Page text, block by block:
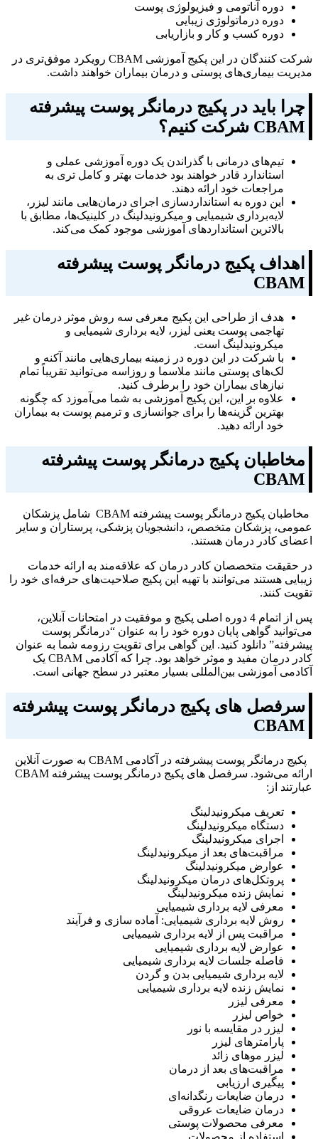
دوره آناتومی و فیزیولوژی پوست
دوره درماتولوژی زیبایی
دوره کسب و کار و بازاریابی
شرکت کنندگان در این پکیج آموزشی CBAM رویکرد موفق‌تری در
مدیریت بیماری‌های پوستی و درمان بیماران خواهند داشت.
چرا باید در پکیج درمانگر پوست پیشرفته
CBAM شرکت کنیم؟
تیم‌های درمانی با گذراندن یک دوره آموزشی عملی و
استاندارد قادر خواهند بود خدمات بهتر و کامل تری به
مراجعات خود ارائه دهند.
این دوره به استانداردسازی اجرای درمان‌هایی مانند لیزر،
لایه‌برداری شیمیایی و میکرونیدلینگ در کلینیک‌ها، مطابق با
بالاترین استانداردهای آموزشی موجود کمک می‌کند.
اهداف پکیج درمانگر پوست پیشرفته
CBAM
هدف از طراحی این پکیج معرفی سه روش موثر درمان غیر
تهاجمی پوست یعنی لیزر، لایه برداری شیمیایی و
میکرونیدلینگ است.
با شرکت در این دوره در زمینه بیماری‌هایی مانند آکنه و
لک‌های پوستی مانند ملاسما و روزاسه می‌توانید تقریباً تمام
نیازهای بیماران خود را برطرف کنید.
علاوه بر این، این پکیج آموزشی به شما می‌آموزد که چگونه
بهترین گزینه‌ها را برای جوانسازی و ترمیم پوست به بیماران
خود ارائه دهید.
مخاطبان پکیج درمانگر پوست پیشرفته
CBAM
مخاطبان پکیج درمانگر پوست پیشرفته CBAM شامل پزشکان
عمومی، پزشکان متخصص، دانشجویان پزشکی، پرستاران و سایر
اعضای کادر درمان هستند.
در حقیقت متخصصان کادر درمان که علاقه‌مند به ارائه خدمات
زیبایی هستند می‌توانند با تهیه این پکیج صلاحیت‌های حرفه‌ای خود را
تقویت کنند.
پس از اتمام 4 دوره اصلی پکیج و موفقیت در امتحانات آنلاین،
می‌توانید گواهی پایان دوره خود را به عنوان “درمانگر پوست
پیشرفته” دانلود کنید. این گواهی برای تقویت رزومه شما به عنوان
کادر درمان مفید و موثر خواهد بود. چرا که آکادمی CBAM یک
آکادمی آموزشی بین‌المللی بسیار معتبر در سطح جهانی است.
سرفصل‌ های پکیج درمانگر پوست پیشرفته
CBAM
پکیج درمانگر پوست پیشرفته در آکادمی CBAM به صورت آنلاین
ارائه می‌شود. سرفصل‌ های پکیج درمانگر پوست پیشرفته CBAM
عبارتند از:
تعریف میکرونیدلینگ
دستگاه میکرونیدلینگ
اجرای میکرونیدلینگ
مراقبت‌های بعد از میکرونیدلینگ
عوارض میکرونیدلینگ
پروتکل‌های درمان میکرونیدلینگ
نمایش زنده میکرونیدلینگ
معرفی لایه برداری شیمیایی
روش لایه برداری شیمیایی: آماده سازی و فرآیند
مراقبت پس از لایه برداری شیمیایی
عوارض لایه برداری شیمیایی
فاصله جلسات لایه برداری شیمیایی
لایه برداری شیمیایی بدن و گردن
نمایش زنده لایه برداری شیمیایی
معرفی لیزر
خواص لیزر
لیزر در مقایسه با نور
پارامترهای لیزر
لیزر موهای زائد
مراقبت‌های بعد از درمان
پیگیری ارزیابی
درمان ضایعات رنگدانه‌ای
درمان ضایعات عروقی
معرفی محصولات پوستی
استفاده از محصولات